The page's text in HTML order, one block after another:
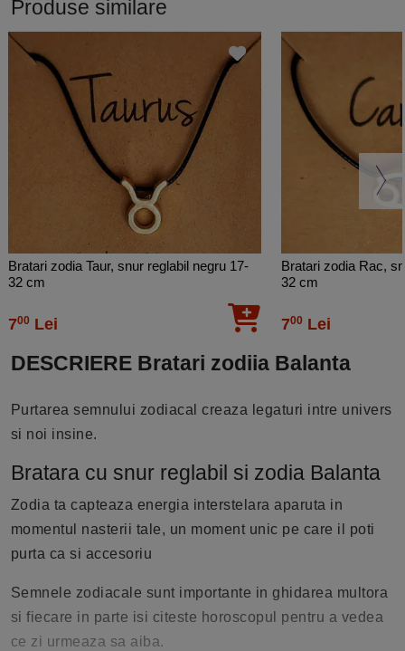
Produse similare
Bratari zodia Taur, snur reglabil negru 17-
32 cm
700 Lei
Bratari zodia Rac,
32 cm
700 Lei
DESCRIERE Bratari zodiia Balanta
Purtarea semnului zodiacal creaza legaturi intre univers
si noi insine.
Bratara cu snur reglabil si zodia Balanta
Zodia ta capteaza energia interstelara aparuta in
momentul nasterii tale, un moment unic pe care il poti
purta ca si accesoriu
Semnele zodiacale sunt importante in ghidarea multora
si fiecare in parte isi citeste horoscopul pentru a vedea
ce zi urmeaza sa aiba.